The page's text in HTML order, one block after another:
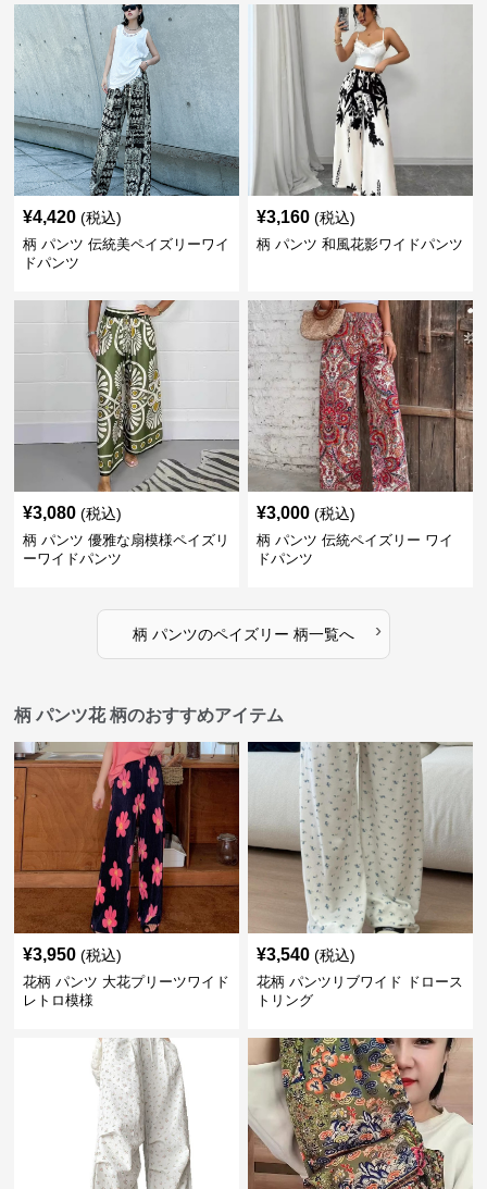
¥4,420 (税込)
柄 パンツ 伝統美ペイズリーワイ
ドパンツ
¥3,160 (税込)
柄 パンツ 和風花影ワイドパンツ
¥3,080 (税込)
柄 パンツ 優雅な扇模様ペイズリ
ーワイドパンツ
¥3,000 (税込)
柄 パンツ 伝統ペイズリー ワイ
ドパンツ
柄 パンツのペイズリー 柄一覧へ ›
柄 パンツ花 柄のおすすめアイテム
¥3,950 (税込)
花柄 パンツ 大花プリーツワイド
レトロ模様
¥3,540 (税込)
花柄 パンツリブワイド ドロース
トリング